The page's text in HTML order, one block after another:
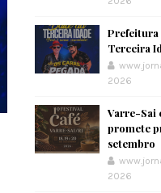
Prefeitura
Terceira
2026
Varre-Sai
promete
setembro
2026